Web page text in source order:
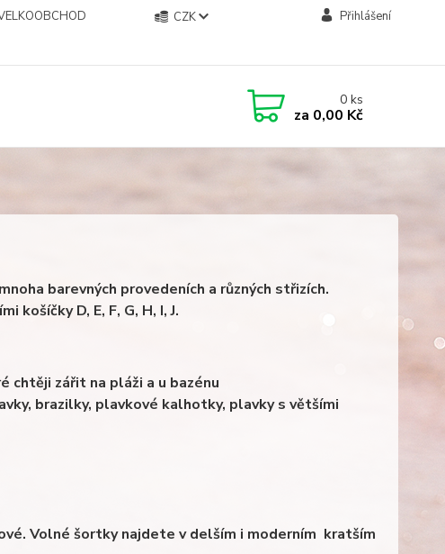
CZK Přihlášení
0ks
za 0,00 Kč
barevných provedeních a různých střizích.
košíčky D, E, F, G, H, I, J.
chtěji zářit na pláži a u bazénu
brazilky, plavkové kalhotky, plavky s většími
Volné šortky najdete v delším i moderním kratším